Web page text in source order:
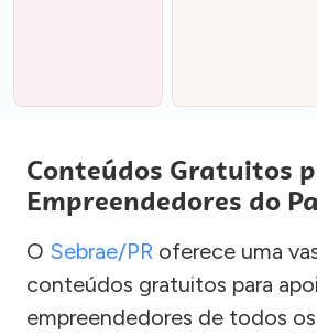
Conteúdos Gratuitos
Empreendedores do
O Sebrae/PR oferece uma
conteúdos gratuitos para
empreendedores de todos